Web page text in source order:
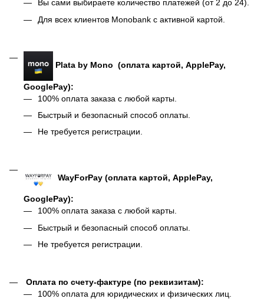
Вы сами выбираете количество платежей (от 2 до 24).
Для всех клиентов Monobank с активной картой.
Plata by Mono (оплата картой, ApplePay,
GooglePay):
100% оплата заказа с любой карты.
Быстрый и безопасный способ оплаты.
Не требуется регистрации.
WayForPay (оплата картой, ApplePay,
GooglePay):
100% оплата заказа с любой карты.
Быстрый и безопасный способ оплаты.
Не требуется регистрации.
Оплата по счету-фактуре (по реквизитам):
100% оплата для юридических и физических лиц.